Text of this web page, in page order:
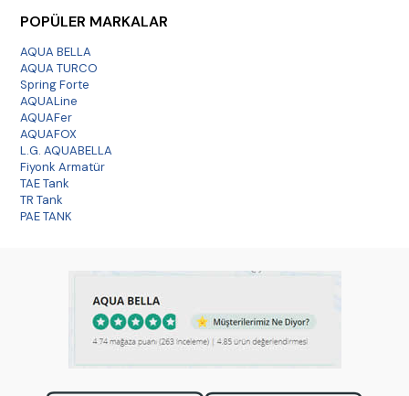
POPÜLER MARKALAR
AQUA BELLA
AQUA TURCO
Spring Forte
AQUALine
AQUAFer
AQUAFOX
L.G. AQUABELLA
Fiyonk Armatür
TAE Tank
TR Tank
PAE TANK